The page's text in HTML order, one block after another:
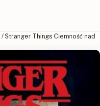
/ Stranger Things Ciemność nad